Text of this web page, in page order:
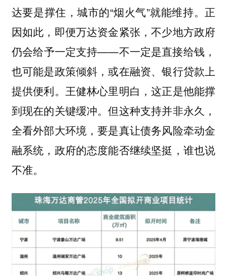
达要是撑住，城市的“烟火气”就能维持。正
因如此，即便万达资金紧张，不少地方政府
仍会给予一定支持——不一定是直接给钱，
也可能是政策倾斜，或在融资、银行贷款上
提供便利。王健林心里明白，这正是他能撑
到现在的关键缓冲。但这种支持并非永久，
全看外部大环境，要是真让债务风险牵动金
融系统，政府的态度能否继续坚挺，谁也说
不准。